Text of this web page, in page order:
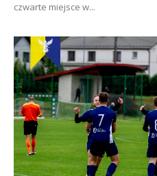
czwarte miejsce w...